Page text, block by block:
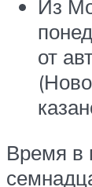
Из
от
Время в